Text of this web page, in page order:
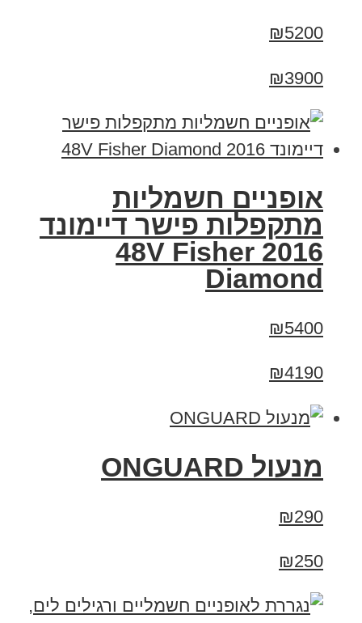
₪5200
₪3900
אופניים חשמליות
מתקפלות פישר דיימונד
2016 48V Fisher
Diamond
₪5400
₪4190
מנעול ONGUARD
₪290
₪250